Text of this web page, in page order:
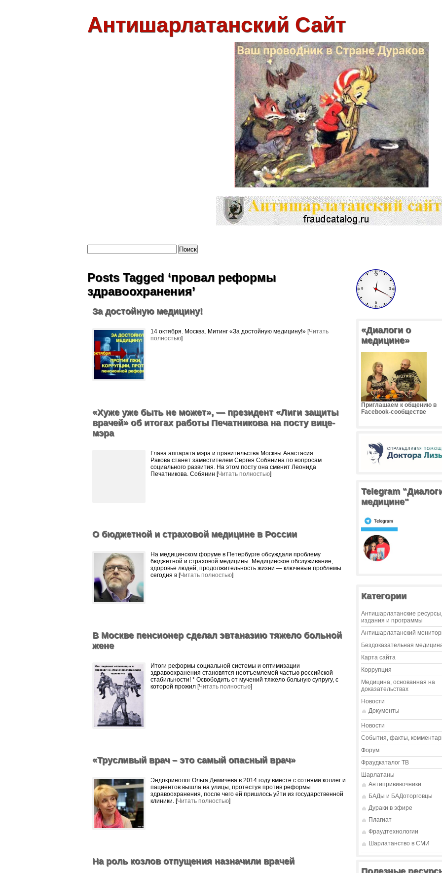
Антишарлатанский Сайт
Posts Tagged ‘провал реформы
здравоохранения’
За достойную медицину!
14 октября. Москва. Митинг «За достойную медицину!» [Читать
полностью]
«Хуже уже быть не может», — президент «Лиги защиты
врачей» об итогах работы Печатникова на посту вице-
мэра
Глава аппарата мэра и правительства Москвы Анастасия
Ракова станет заместителем Сергея Собянина по вопросам
социального развития. На этом посту она сменит Леонида
Печатникова. Собянин [Читать полностью]
О бюджетной и страховой медицине в России
На медицинском форуме в Петербурге обсуждали проблему
бюджетной и страховой медицины. Медицинское обслуживание,
здоровье людей, продолжительность жизни — ключевые проблемы
сегодня в [Читать полностью]
В Москве пенсионер сделал эвтаназию тяжело больной
жене
Итоги реформы социальной системы и оптимизации
здравоохранения становятся неотъемлемой частью российской
стабильности! * Освободить от мучений тяжело больную супругу, с
которой прожил [Читать полностью]
«Трусливый врач – это самый опасный врач»
Эндокринолог Ольга Демичева в 2014 году вместе с сотнями коллег и
пациентов вышла на улицы, протестуя против реформы
здравоохранения, после чего ей пришлось уйти из государственной
клиники. [Читать полностью]
На роль козлов отпущения назначили врачей
«Диалоги о
медицине»
Приглашаем к общению в
Facebook-сообществе
Telegram
медицине"
Категории
Антишарлатанские ресурсы,
издания и программы
Антишарлатанский
Бездоказательная
Карта сайта
Коррупция
Медицина, основанная на
доказательствах
Новости
Документы
Новости
События, факты,
Форум
Фраудкаталог ТВ
Шарлатаны
Антипрививочники
БАДы и БАДоторговцы
Дураки в эфире
Плагиат
Фраудтехнологии
Шарлатанство в СМИ